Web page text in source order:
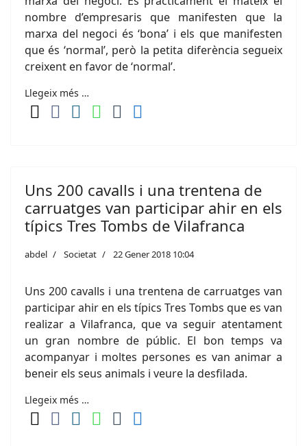
nombre d’empresaris que manifesten que la
marxa del negoci és ‘bona’ i els que manifesten
que és ‘normal’, però la petita diferència segueix
creixent en favor de ‘normal’.
Llegeix més …
Uns 200 cavalls i una trentena de
carruatges van participar ahir en els
típics Tres Tombs de Vilafranca
abdel Societat 22 Gener 2018 10:04
Uns 200 cavalls i una trentena de carruatges van
participar ahir en els típics Tres Tombs que es van
realizar a Vilafranca, que va seguir atentament
un gran nombre de públic. El bon temps va
acompanyar i moltes persones es van animar a
beneir els seus animals i veure la desfilada.
Llegeix més …